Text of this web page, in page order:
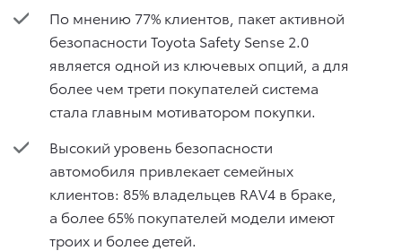
По мнению 77% клиентов, пакет активной
безопасности Toyota Safety Sense 2.0
является одной из ключевых опций, а для
более чем трети покупателей система
стала главным мотиватором покупки.
Высокий уровень безопасности
автомобиля привлекает семейных
клиентов: 85% владельцев RAV4 в браке,
а более 65% покупателей модели имеют
троих и более детей.